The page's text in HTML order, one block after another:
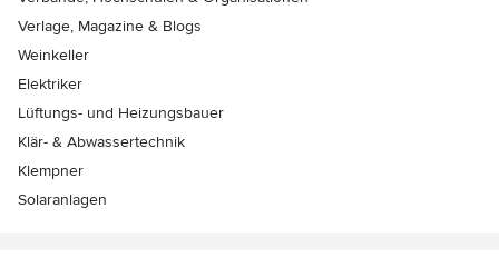
Verlage, Magazine & Blogs
Weinkeller
Elektriker
Lüftungs- und Heizungsbauer
Klär- & Abwassertechnik
Klempner
Solaranlagen